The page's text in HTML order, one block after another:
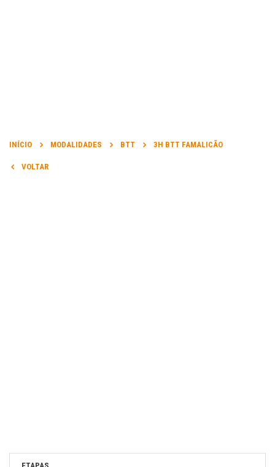
INÍCIO MODALIDADES BTT 3H BTT FAMALICÃO
VOLTAR